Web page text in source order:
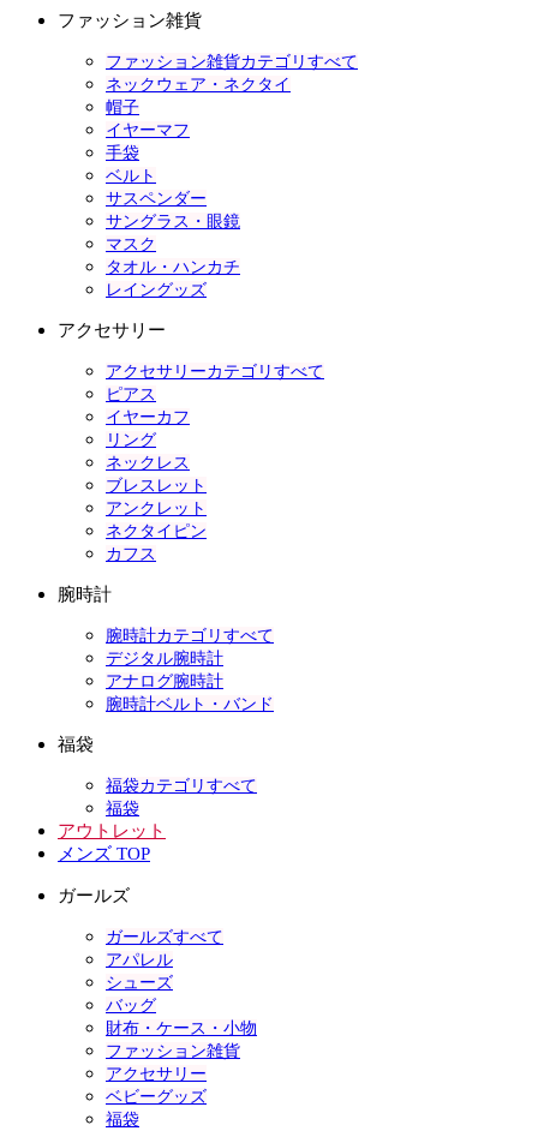
ファッション雑貨
ファッション雑貨カテゴリすべて
ネックウェア・ネクタイ
帽子
イヤーマフ
手袋
ベルト
サスペンダー
サングラス・眼鏡
マスク
タオル・ハンカチ
レイングッズ
アクセサリー
アクセサリーカテゴリすべて
ピアス
イヤーカフ
リング
ネックレス
ブレスレット
アンクレット
ネクタイピン
カフス
腕時計
腕時計カテゴリすべて
デジタル腕時計
アナログ腕時計
腕時計ベルト・バンド
福袋
福袋カテゴリすべて
福袋
アウトレット
メンズ TOP
ガールズ
ガールズすべて
アパレル
シューズ
バッグ
財布・ケース・小物
ファッション雑貨
アクセサリー
ベビーグッズ
福袋